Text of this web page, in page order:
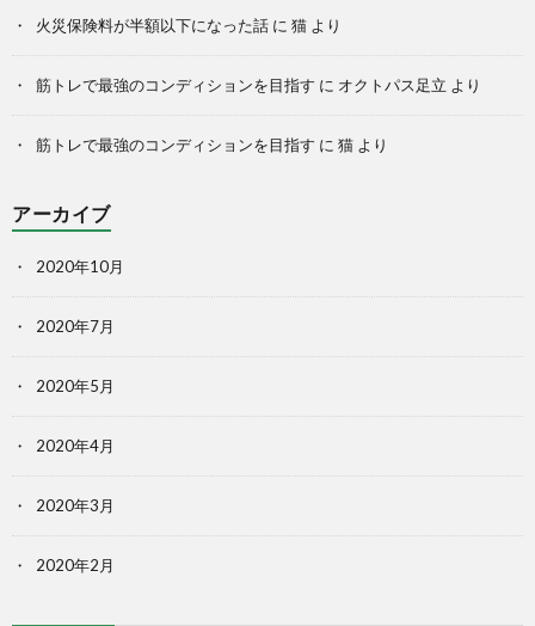
火災保険料が半額以下になった話 に 猫 より
筋トレで最強のコンディションを目指す に オクトパス足立 より
筋トレで最強のコンディションを目指す に 猫 より
アーカイブ
2020年10月
2020年7月
2020年5月
2020年4月
2020年3月
2020年2月